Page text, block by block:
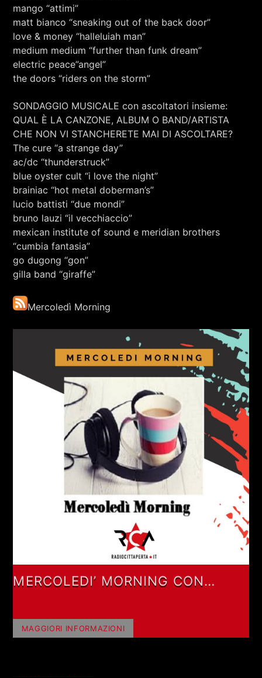
+393401974468
Sostieni Radio Città Aperta
mango “attimi”
matt bianco “sneaking out of the back door”
love & money “halleluiah man”
medium medium “further than funk dream”
electric peace”angel”
the doors “riders on the storm”
SONDAGGIO MUSICALE con ascoltatori insieme:
QUAL È LA CANZONE, ALBUM O BAND/ARTISTA
CHE NON VI STANCHERETE MAI DI ASCOLTARE?
The cure “a strange day”
ac/dc “thunderstruck”
blue oyster cult “i love the night”
brainiac “hot metal doberman’s”
lucio battisti “due mondi”
bruno lauzi “il vecchiaccio”
mexican institute of sound e meridian brothers
“cumbia fantasia”
go dugong “gon”
gilla band “giraffe”
Mercoledì Morning
MERCOLEDI’ MORNING CON
MAGGIORI INFORMAZIONI